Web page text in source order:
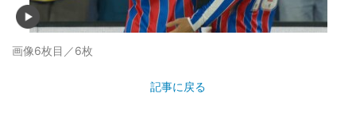
画像6枚目／6枚
記事に戻る